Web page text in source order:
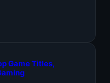
Game Titles,